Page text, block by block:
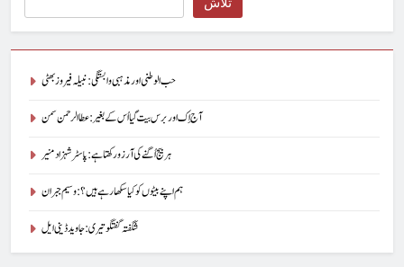
حب الوطنی اور مذہبی وابستگی : نبیلہ فیروز بھٹی
آج اِک اور برس بیت گیا اُس کے بغیر : عطاالرحمن سمن
ہر بیج اُگنے کی آرزو رکھتا ہے : پاسٹر شہزاد منیر
ہم اپنے بیٹوں کو کیا سکھا رہے ہیں؟ : وسیم جبران
شگفتہ گفتگو تیری : جاوید ڈینی ایل